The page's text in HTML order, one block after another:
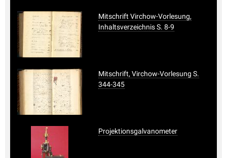
Mitschrift Virchow-Vorlesung,
Inhaltsverzeichnis S. 8-9
Mitschrift, Virchow-Vorlesung S.
344-345
Projektionsgalvanometer